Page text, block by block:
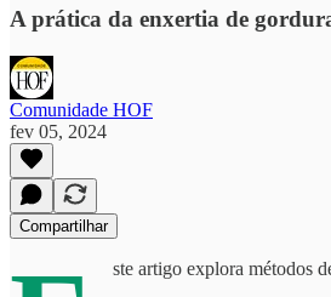
A prática da enxertia de
Comunidade HOF
fev 05, 2024
Compartilhar
ste artigo explora métodos